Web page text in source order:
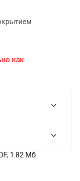
как
1.82 Мб